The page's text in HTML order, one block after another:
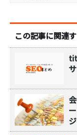
この記事に関連